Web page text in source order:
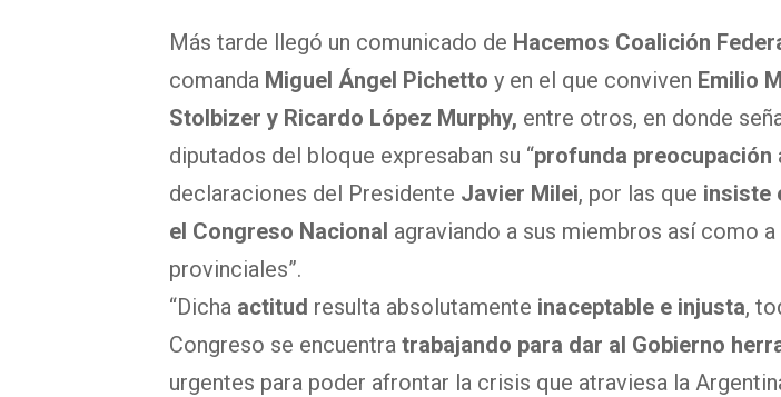
Más tarde llegó un comunicado de Hacemos Coalición
comanda Miguel Ángel Pichetto y en el que conviven Emilio
Stolbizer y Ricardo López Murphy, entre otros, en donde
diputados del bloque expresaban su “profunda preocupación
declaraciones del Presidente Javier Milei, por las que insiste
el Congreso Nacional agraviando a sus miembros así como
provinciales”.
“Dicha actitud resulta absolutamente inaceptable e injusta,
Congreso se encuentra trabajando para dar al Gobierno
urgentes para poder afrontar la crisis que atraviesa la